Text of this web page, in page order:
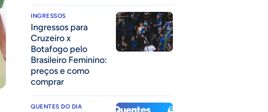
INGRESSOS
Ingressos para
Cruzeiro x
Botafogo pelo
Brasileiro Feminino:
preços e como
comprar
QUENTES DO DIA